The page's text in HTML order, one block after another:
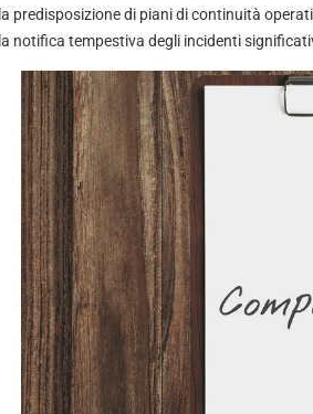
la predisposizione di piani di continuità
la notifica tempestiva degli incidenti